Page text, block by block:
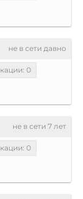
не в сети давно
0
не в сети 7 лет
0